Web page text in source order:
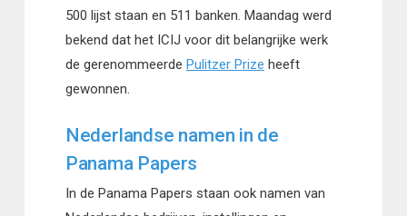
500 lijst staan en 511 banken. Maandag werd
bekend dat het ICIJ voor dit belangrijke werk
de gerenommeerde Pulitzer Prize heeft
gewonnen.
Nederlandse namen in de
Panama Papers
In de Panama Papers staan ook namen van